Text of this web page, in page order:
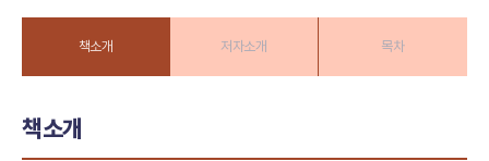
책소개 저자소개 목차
책소개